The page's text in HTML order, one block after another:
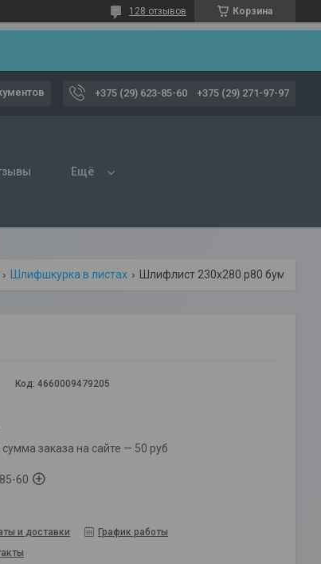
Корзина
128 отзывов
+375 (29) 623-85-60 +375 (29) 271-97-97
Ещё
Шлифшкурка в листах
Код: 4660009479205
заказа на сайте — 50 руб
60
и доставки
График работы